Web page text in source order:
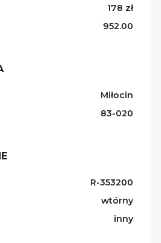
178 zł
952.00
Miłocin
83-020
R-353200
wtórny
inny